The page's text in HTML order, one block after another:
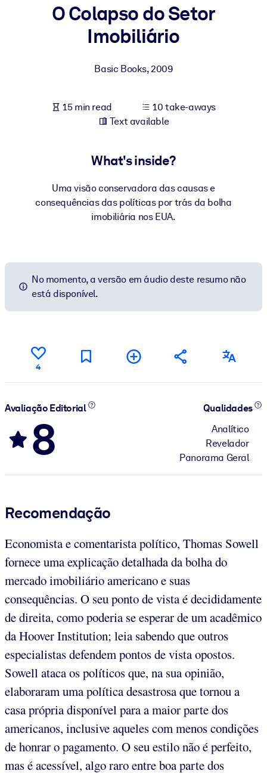
Enrich your corporate library with trusted, ready-to-use business
outputs.
O Colapso do Setor
Imobiliário
Basic Books,2009
15 min read
10 take-aways
Text available
What's inside?
Uma visão conservadora das causas e
consequências das políticas por trás da bolha
imobiliária nos EUA.
No momento, a versão em áudio deste resumo não
está disponível.
4
Avaliação Editorial
8
Qualidades
Analítico
Revelador
Panorama Geral
Recomendação
Economista e comentarista político, Thomas Sowell
fornece uma explicação detalhada da bolha do
mercado imobiliário americano e suas
consequências. O seu ponto de vista é decididamente
de direita, como poderia se esperar de um acadêmico
da Hoover Institution; leia sabendo que outros
especialistas defendem pontos de vista opostos.
Sowell ataca os políticos que, na sua opinião,
elaboraram uma política desastrosa que tornou a
casa própria disponível para a maior parte dos
americanos, inclusive aqueles com menos condições
de honrar o pagamento. O seu estilo não é perfeito,
mas é acessível, algo raro entre boa parte dos